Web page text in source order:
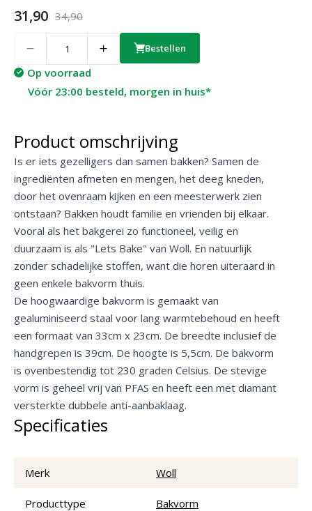
31,90 34,90
Bestellen
Op voorraad
Vóór 23:00 besteld, morgen in huis*
Product omschrijving
Is er iets gezelligers dan samen bakken? Samen de
ingrediënten afmeten en mengen, het deeg kneden,
door het ovenraam kijken en een meesterwerk zien
ontstaan? Bakken houdt familie en vrienden bij elkaar.
Vooral als het bakgerei zo functioneel, veilig en
duurzaam is als "Lets Bake" van Woll. En natuurlijk
zonder schadelijke stoffen, want die horen uiteraard in
geen enkele bakvorm thuis.
De hoogwaardige bakvorm is gemaakt van
gealuminiseerd staal voor lang warmtebehoud en heeft
een formaat van 33cm x 23cm. De breedte inclusief de
handgrepen is 39cm. De hoogte is 5,5cm. De bakvorm
is ovenbestendig tot 230 graden Celsius. De stevige
vorm is geheel vrij van PFAS en heeft een met diamant
versterkte dubbele anti-aanbaklaag.
Specificaties
Merk Woll
Producttype Bakvorm